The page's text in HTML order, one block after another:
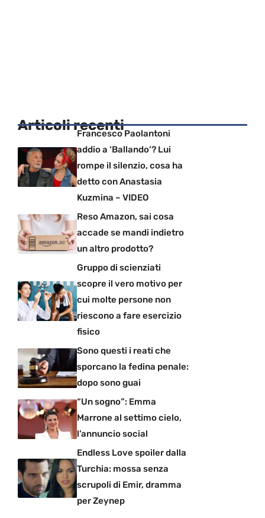
Articoli recentiFrancesco Paolantoni
addio a ‘Ballando’? Lui
rompe il silenzio, cosa ha
detto con Anastasia
Kuzmina – VIDEO
Reso Amazon, sai cosa
accade se mandi indietro
un altro prodotto?
Gruppo di scienziati
scopre il vero motivo per
cui molte persone non
riescono a fare esercizio
fisico
Sono questi i reati che
sporcano la fedina penale:
dopo sono guai
“Un sogno”: Emma
Marrone al settimo cielo,
l’annuncio social
Endless Love spoiler dalla
Turchia: mossa senza
scrupoli di Emir, dramma
per Zeynep